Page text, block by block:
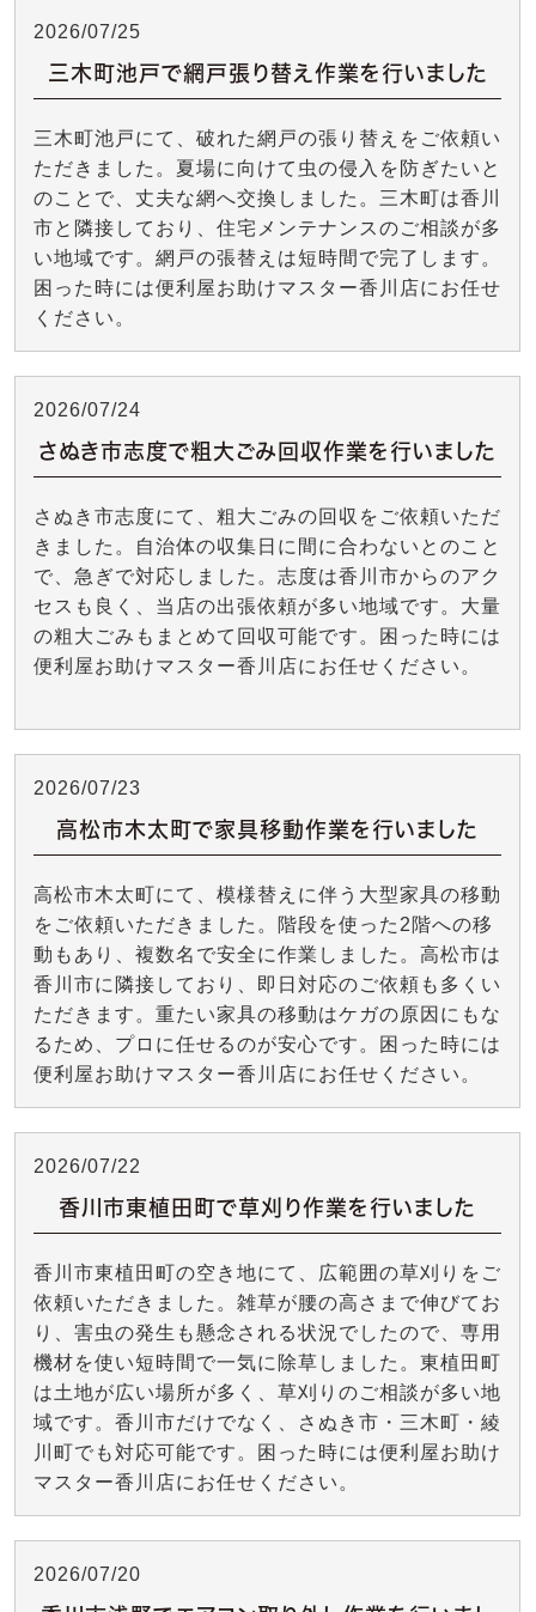
2026/07/25
三木町池戸で網戸張り替え作業を行いました
三木町池戸にて、破れた網戸の張り替えをご依頼い
ただきました。夏場に向けて虫の侵入を防ぎたいと
のことで、丈夫な網へ交換しました。三木町は香川
市と隣接しており、住宅メンテナンスのご相談が多
い地域です。網戸の張替えは短時間で完了します。
困った時には便利屋お助けマスター香川店にお任せ
ください。
2026/07/24
さぬき市志度で粗大ごみ回収作業を行いました
さぬき市志度にて、粗大ごみの回収をご依頼いただ
きました。自治体の収集日に間に合わないとのこと
で、急ぎで対応しました。志度は香川市からのアク
セスも良く、当店の出張依頼が多い地域です。大量
の粗大ごみもまとめて回収可能です。困った時には
便利屋お助けマスター香川店にお任せください。
2026/07/23
高松市木太町で家具移動作業を行いました
高松市木太町にて、模様替えに伴う大型家具の移動
をご依頼いただきました。階段を使った2階への移
動もあり、複数名で安全に作業しました。高松市は
香川市に隣接しており、即日対応のご依頼も多くい
ただきます。重たい家具の移動はケガの原因にもな
るため、プロに任せるのが安心です。困った時には
便利屋お助けマスター香川店にお任せください。
2026/07/22
香川市東植田町で草刈り作業を行いました
香川市東植田町の空き地にて、広範囲の草刈りをご
依頼いただきました。雑草が腰の高さまで伸びてお
り、害虫の発生も懸念される状況でしたので、専用
機材を使い短時間で一気に除草しました。東植田町
は土地が広い場所が多く、草刈りのご相談が多い地
域です。香川市だけでなく、さぬき市・三木町・綾
川町でも対応可能です。困った時には便利屋お助け
マスター香川店にお任せください。
2026/07/20